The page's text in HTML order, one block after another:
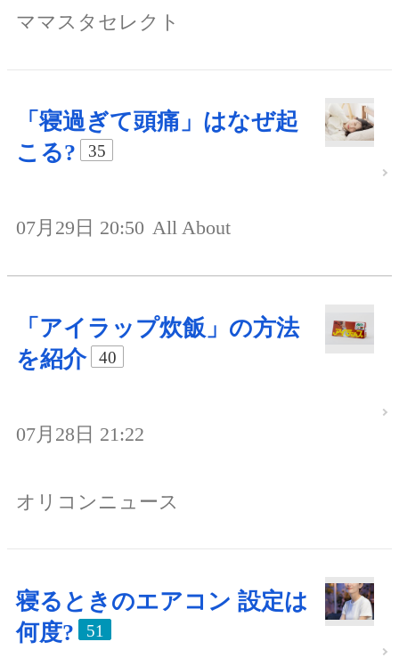
ママスタセレクト
「寝過ぎて頭痛」はなぜ起
こる?
35
07月29日 20:50 All About
「アイラップ炊飯」の方法
を紹介
40
07月28日 21:22
オリコンニュース
寝るときのエアコン 設定は
何度?
51